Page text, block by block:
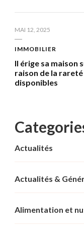
MAI 12, 2025
IMMOBILIER
Il érige sa maison
raison de la
disponibles
Actualités
Actualités &
Alimentation et